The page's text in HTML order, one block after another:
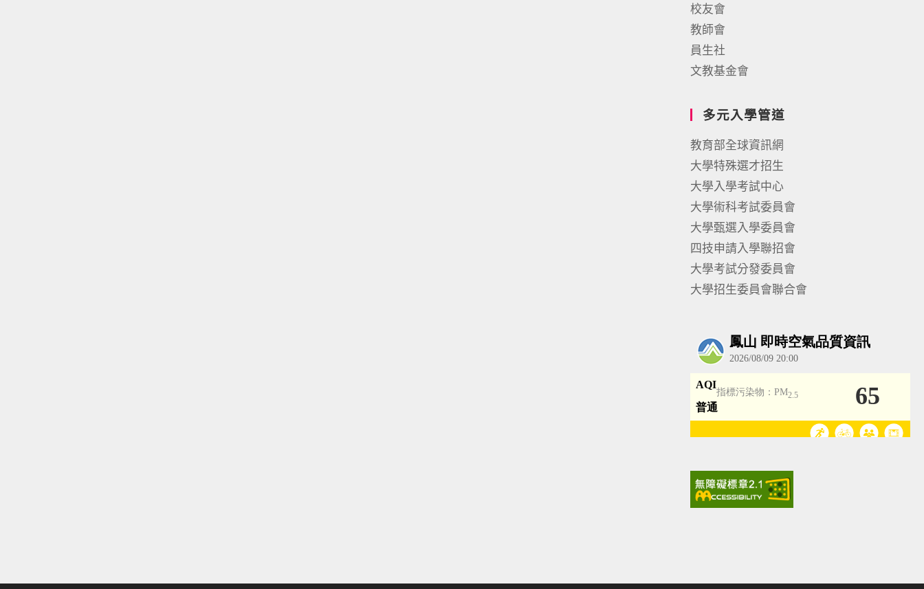
校友會
教師會
員生社
文教基金會
多元入學管道
教育部全球資訊網
大學特殊選才招生
大學入學考試中心
大學術科考試委員會
大學甄選入學委員會
四技申請入學聯招會
大學考試分發委員會
大學招生委員會聯合會